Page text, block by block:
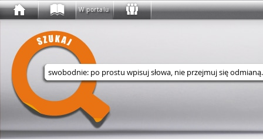
W portalu
Wyszukaj w serwisie